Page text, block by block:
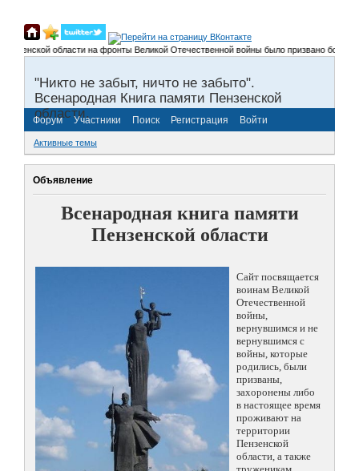
области на фронты Великой Отечественной войны было призвано более
"Никто не забыт, ничто не забыто".
Всенародная Книга памяти Пензенской
области.
Форум Участники Поиск Регистрация Войти
Активные темы
Объявление
Всенародная книга памяти
Пензенской области
Сайт посвящается
воинам Великой
Отечественной
войны,
вернувшимся и не
вернувшимся с
войны, которые
родились, были
призваны,
захоронены либо
в настоящее время
проживают на
территории
Пензенской
области, а также